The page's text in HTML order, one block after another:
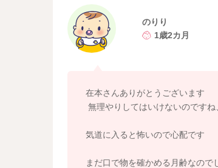
よろしくお願いします。
のりり
1歳2カ月
在本さんありがとうございます
無理やりしてはいけないのです
気道に入ると怖いので心配です
まだ口で物を確かめる月齢なので